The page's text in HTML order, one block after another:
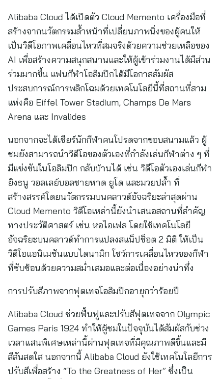
Alibaba Cloud ได้เปิดตัว Cloud Memento เครื่องมือที่
สร้างจากนวัตกรรมล้ำหน้าที่เปลี่ยนภาพนิ่งของผู้คนให้
เป็นวิดีโอภาพเคลื่อนไหวที่สมจริงด้วยความช่วยเหลือของ
AI เพื่อสร้างความสนุกสนานและให้ผู้เข้าร่วมงานได้มีส่วน
ร่วมมากขึ้น แฟนกีฬาโอลิมปิกได้มีโอกาสสัมผัส
ประสบการณ์การพลิกโฉมด้วยเทคโนโลยีนี้ที่สถานที่สาม
แห่งคือ Eiffel Tower Stadium, Champs De Mars
Arena และ Invalides
นอกจากจะได้เชียร์นักกีฬาคนโปรดจากขอบสนามแล้ว ผู้
ชมยังสามารถนำวิดีโอของตัวเองที่กำลังเล่นกีฬาต่าง ๆ ที่
มีแข่งขันในโอลิมปิก กลับบ้านได้ เช่น วิดีโอตัวเองเล่นกีฬา
ยิงธนู วอลเลย์บอลชายหาด ยูโด และมวยปล้ำ ที่
สร้างสรรค์โดยนวัตกรรมบนคลาวด์อัจฉริยะล่าสุดผ่าน
Cloud Memento วิดีโอเหล่านี้ยังนำเสนอสถานที่สำคัญ
ทางประวัติศาสตร์ เช่น หอไอเฟล โดยใช้เทคโนโลยี
อัจฉริยะบนคลาวด์ทำการแปลงสแน็ปช็อต 2 มิติ ให้เป็น
วิดีโอแอนิเมชันแบบไดนามิก โชว์การเคลื่อนไหวของกีฬา
ที่ซับซ้อนด้วยความสม่ำเสมอและต่อเนื่องอย่างน่าทึ่ง
การปรับสีภาพจากฟุตเทจโอลิมปิกอายุกว่าร้อยปี
Alibaba Cloud ช่วยฟื้นฟูและปรับสีฟุตเทจจาก Olympic
Games Paris 1924 ทำให้ผู้ชมในปัจจุบันได้สัมผัสกับช่วง
เวลาแสนพิเศษเหล่านี้ผ่านฟุตเทจที่มีคุณภาพดีขึ้นและมี
สีสันสดใส นอกจากนี้ Alibaba Cloud ยังใช้เทคโนโลยีการ
ปรับสีเพื่อสร้าง “To the Greatness of Her” ซึ่งเป็น